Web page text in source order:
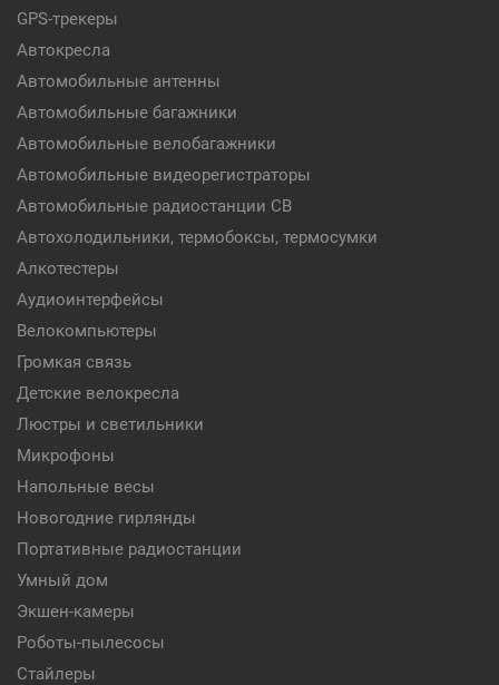
GPS-трекеры
Автокресла
Автомобильные антенны
Автомобильные багажники
Автомобильные велобагажники
Автомобильные видеорегистраторы
Автомобильные радиостанции CB
Автохолодильники, термобоксы, термосумки
Алкотестеры
Аудиоинтерфейсы
Велокомпьютеры
Громкая связь
Детские велокресла
Люстры и светильники
Микрофоны
Напольные весы
Новогодние гирлянды
Портативные радиостанции
Умный дом
Экшен-камеры
Роботы-пылесосы
Стайлеры